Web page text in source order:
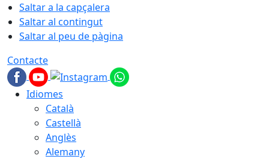
Saltar a la capçalera
Saltar al contingut
Saltar al peu de pàgina
Contacte
Idiomes
Català
Castellà
Anglès
Alemany